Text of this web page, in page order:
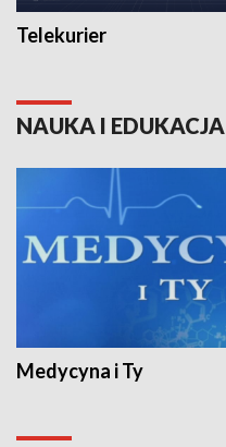
Telekurier
NAUKA I EDUKACJA
Medycyna i Ty